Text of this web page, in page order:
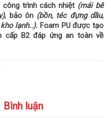
trình cách nhiệt (mái bê
, bảo ôn (bồn, téc đựng dầu,
lạnh..). Foam PU được tạo
cấp B2 đáp ứng an toàn về
Bình luận